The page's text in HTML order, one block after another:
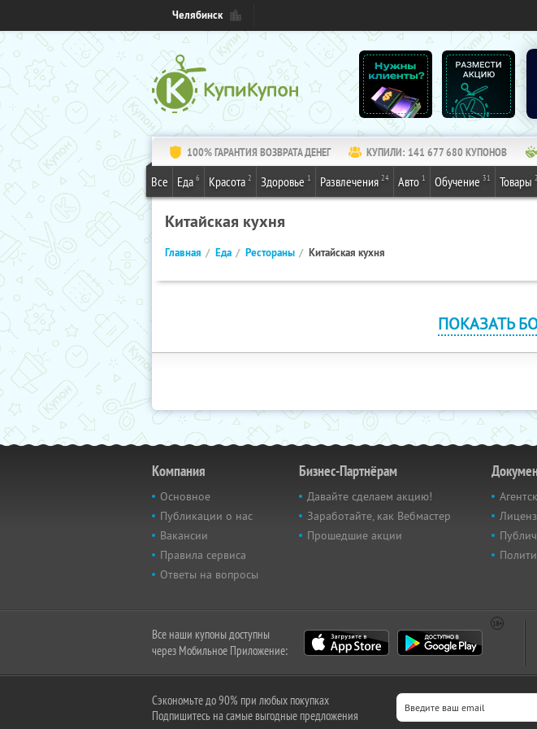
Челябинск
100% ГАРАНТИЯ ВОЗВРАТА ДЕНЕГ КУПИЛИ: 141 677 680КУПОНОВ
Все Еда 6 Красота 2 Здоровье 1 Развлечения 24 Авто 1 Обучение 31 Товары
Китайская кухня
Главная Еда Рестораны Китайская кухня
ПОКАЗАТЬ
Компания
Основное
Публикации о нас
Вакансии
Правила сервиса
Ответы на вопросы
Бизнес-Партнёрам
Давайте сделаем акцию!
Заработайте, как Вебмастер
Прошедшие акции
Все наши купоны доступны
через Мобильное Приложение:
Сэкономьте до 90% при любых покупках
Подпишитесь на самые выгодные предложения